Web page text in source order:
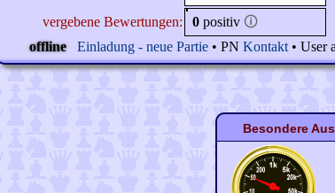
vergebene Bewertungen:
0 positiv 🛈
offline
Einladung - neue Partie • PN Kontakt • User
Besondere